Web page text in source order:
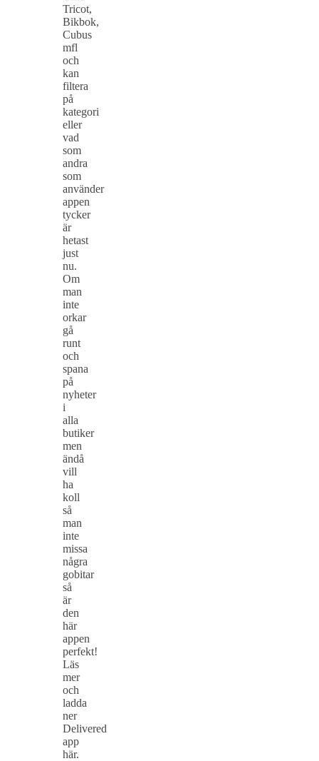
Tricot,
Bikbok,
Cubus
mfl
och
kan
filtera
på
kategori
eller
vad
som
andra
som
använder
appen
tycker
är
hetast
just
nu.
Om
man
inte
orkar
gå
runt
och
spana
på
nyheter
i
alla
butiker
men
ändå
vill
ha
koll
så
man
inte
missa
några
gobitar
så
är
den
här
appen
perfekt!
Läs
mer
och
ladda
ner
Delivered
app
här.